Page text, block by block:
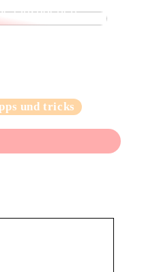
einzugehen
und tricks